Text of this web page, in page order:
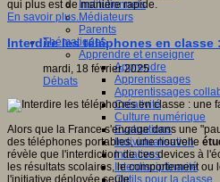
Institutionnels
Médiateurs
Parents
Thématiques
Apprendre et enseigner
Apprendre
Apprentissages
Apprentissages
Créativité
Culture numérique
Evaluations
Individualisation
Initiatives
Interdisciplinarité
Outils pour la classe
qui plus est de manière rapide.
En savoir plus...
Interdire les téléphones en classe
mardi, 18 février 2025
Débats
Alors que la France s'engage dans une
des téléphones portables, une nouvelle
révèle que l'interdiction de ces devices à
les résultats scolaires, le comportement
l'initiative déployée seule.